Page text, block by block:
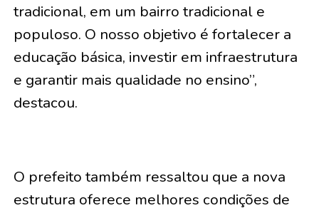
tradicional, em um bairro tradicional e
populoso. O nosso objetivo é fortalecer a
educação básica, investir em infraestrutura
e garantir mais qualidade no ensino”,
destacou.
O prefeito também ressaltou que a nova
estrutura oferece melhores condições de